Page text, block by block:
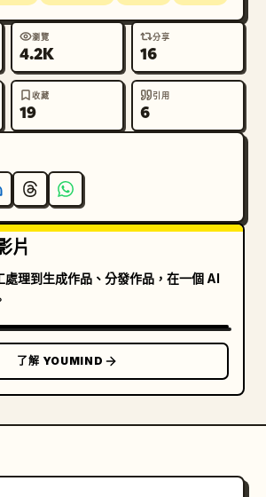
瀏覽
4.2K
分享
16
收藏
19
引用
6
片
處理到生成作品、分發作品，在一個 AI
了解 YOUMIND